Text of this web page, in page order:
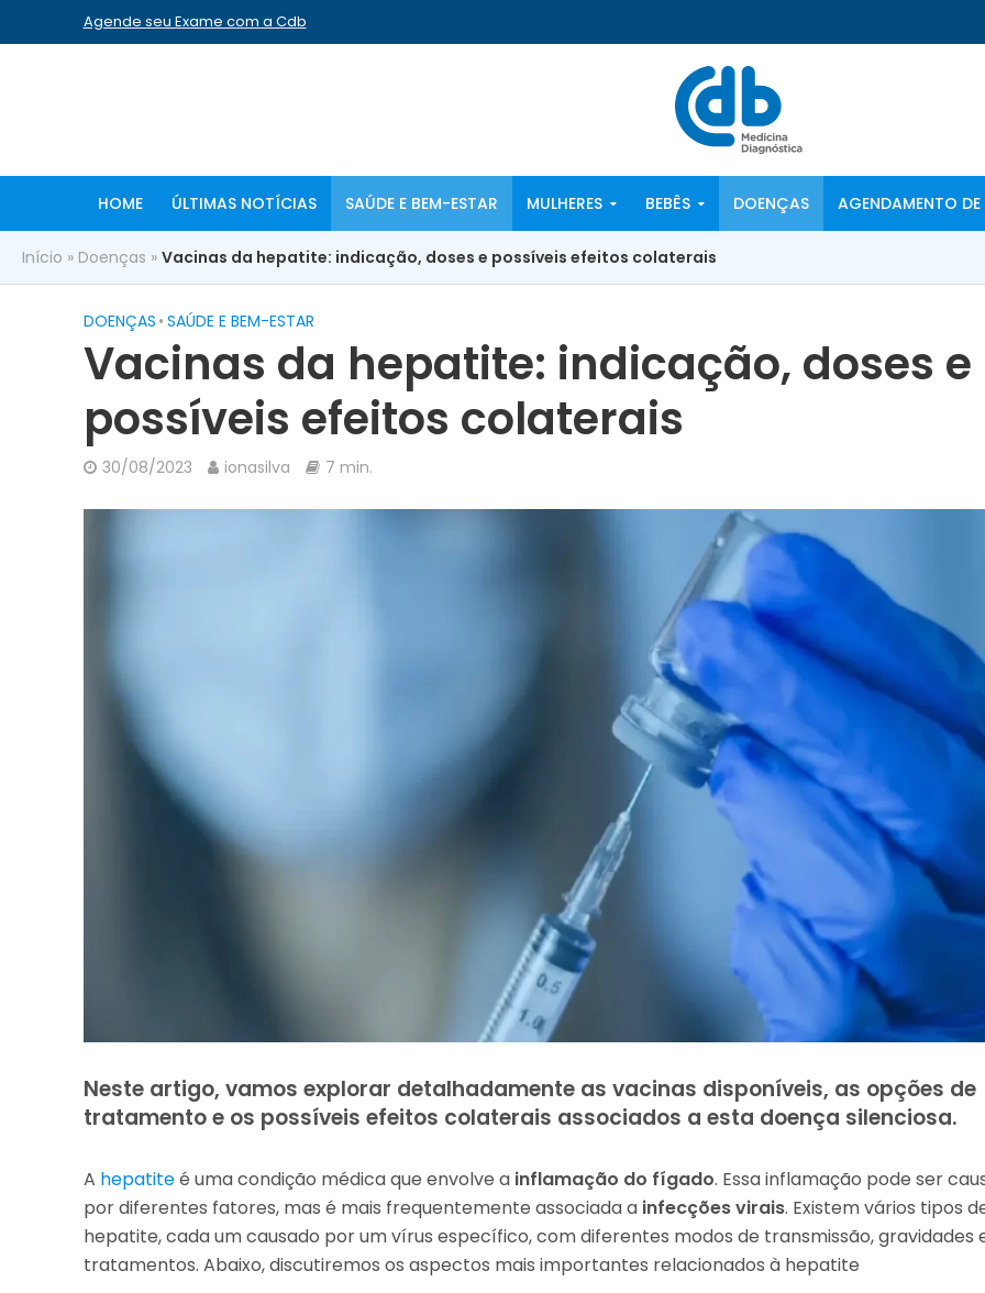
Agende seu Exame com a Cdb
HOME ÚLTIMAS NOTÍCIAS SAÚDE E BEM-ESTAR MULHERES BEBÊS DOENÇAS AGENDAMENTO DE
Início » Doenças » Vacinas da hepatite: indicação, doses e possíveis efeitos colaterais
DOENÇAS • SAÚDE E BEM-ESTAR
Vacinas da hepatite: indicação, doses e
possíveis efeitos colaterais
30/08/2023 ionasilva 7 min.
Neste artigo, vamos explorar detalhadamente as vacinas disponíveis, as opções de
tratamento e os possíveis efeitos colaterais associados a esta doença silenciosa.
A hepatiteé uma condição médica que envolve ainflamação do fígado. Essa inflamação pode ser
por diferentes fatores, mas é mais frequentemente associada ainfecções virais. Existem vários tipos
hepatite, cada um causado por um vírus específico, com diferentes modos de transmissão, gravidades
tratamentos. Abaixo, discutiremos os aspectos mais importantes relacionados à hepatite